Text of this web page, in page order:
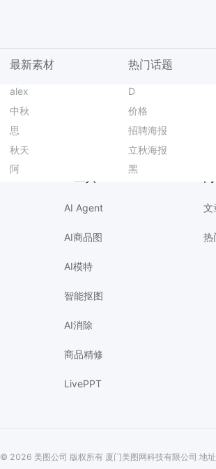
主题教育 分类
头图 宝贝主图
抠图 招聘主播
电商主图 电商主页
简约风 贴图
alex D
中秋 价格
思 招聘海报
秋天 立秋海报
阿 黑
最新素材 热门话题
放假公告 穿搭图文
立春促销图 工牌设计
旅馆海报爆款设计 保湿水海报爆款设计
妇女节活动海报 活动日历
足球培训海报 照相馆海报爆款设计
龙抬头 中奖名单
烧烤价目表 618海报设计攻略
立秋文化插画 纪念海报
相亲简介 圣诞节配图
年会邀请 满月宴海报
图片翻译 商品精修
AI Agent
AI商品图
AI模特
智能抠图
AI消除
商品精修
LivePPT
文
热
© 2026 美图公司 版权所有 厦门美图网科技有限公司 地